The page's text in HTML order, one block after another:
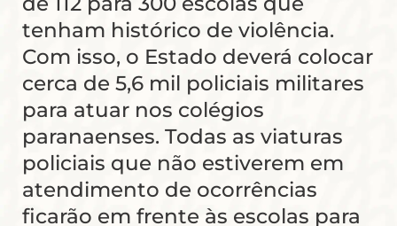
tenham histórico de violência.
Com isso, o Estado deverá colocar
cerca de 5,6 mil policiais militares
para atuar nos colégios
paranaenses. Todas as viaturas
policiais que não estiverem em
atendimento de ocorrências
ficarão em frente às escolas para